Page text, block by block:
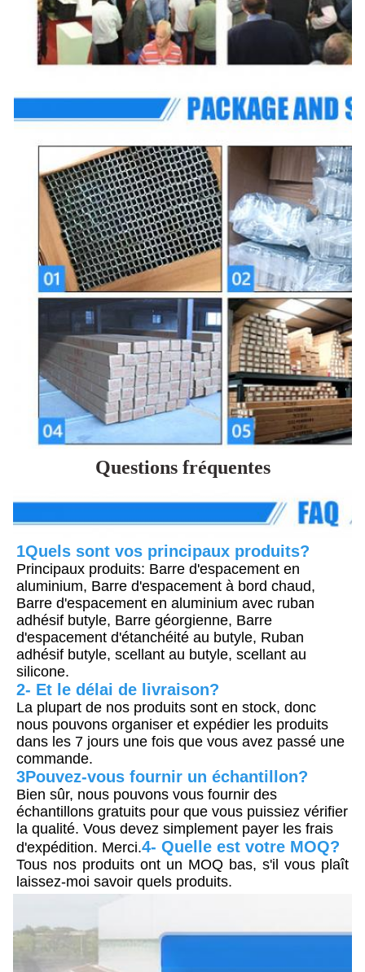
Questions fréquentes
1Quels sont vos principaux produits?
Principaux produits: Barre d'espacement en
aluminium, Barre d'espacement à bord chaud,
Barre d'espacement en aluminium avec ruban
adhésif butyle, Barre géorgienne, Barre
d'espacement d'étanchéité au butyle, Ruban
adhésif butyle, scellant au butyle, scellant au
silicone.
2- Et le délai de livraison?
La plupart de nos produits sont en stock, donc
nous pouvons organiser et expédier les produits
dans les 7 jours une fois que vous avez passé une
commande.
3Pouvez-vous fournir un échantillon?
Bien sûr, nous pouvons vous fournir des
échantillons gratuits pour que vous puissiez vérifier
la qualité. Vous devez simplement payer les frais
d'expédition. Merci.4- Quelle est votre MOQ?
Tous nos produits ont un MOQ bas, s'il vous plaît
laissez-moi savoir quels produits.